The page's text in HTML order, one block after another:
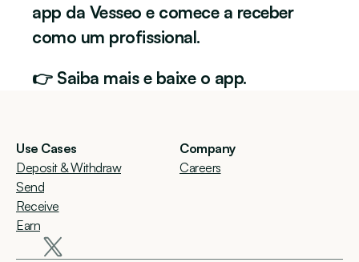
app da Vesseo e comece a receber
como um profissional.
👉 Saiba mais e baixe o app.
Use Cases
Deposit & Withdraw
Send
Receive
Earn
Company
Careers